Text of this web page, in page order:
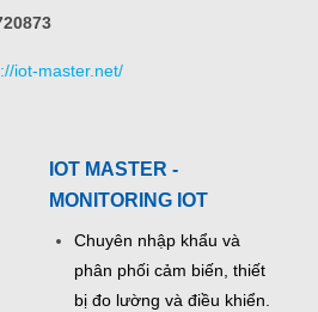
iot-master.net/
IOT MASTER -
MONITORING IOT
Chuyên nhập khẩu và
phân phối cảm biến, thiết
bị đo lường và điều khiển.